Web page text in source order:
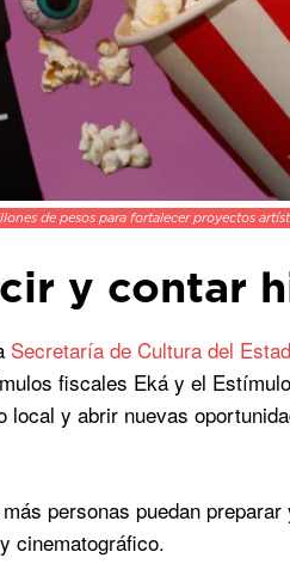
de pesos para fortalecer proyectos
y contar
Secretaría de Cultura del
fiscales Eká y el
y abrir nuevas
personas puedan
cinematográfico.